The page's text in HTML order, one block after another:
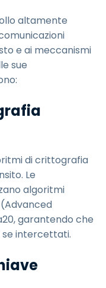
altamente
e ai meccanismi
sue
di crittografia
Le
algoritmi
garantendo che
se intercettati.